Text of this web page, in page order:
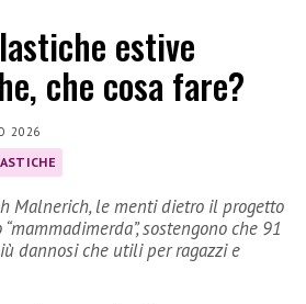
estive
che cosa fare?
2026
Malnerich, le menti dietro il progetto
sostengono che 91
dannosi che utili per ragazzi e